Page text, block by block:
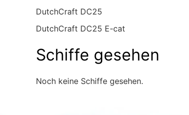
DutchCraft DC25
DutchCraft DC25 E-cat
Schiffe gesehen
Noch keine Schiffe gesehen.